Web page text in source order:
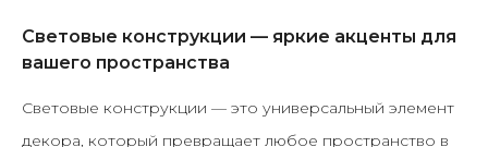
Световые конструкции — яркие акценты для
вашего пространства
Световые конструкции — это универсальный элемент
декора, который превращает любое пространство в